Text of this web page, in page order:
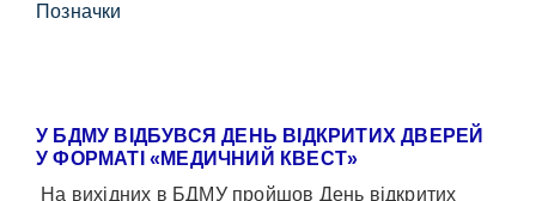
Позначки
У БДМУ ВІДБУВСЯ ДЕНЬ ВІДКРИТИХ ДВЕРЕЙ
У ФОРМАТІ «МЕДИЧНИЙ КВЕСТ»
На вихідних в БДМУ пройшов День відкритих